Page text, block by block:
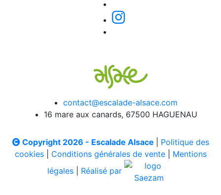
contact@escalade-alsace.com
16 mare aux canards, 67500 HAGUENAU
Copyright 2026 - Escalade Alsace
Politique des
cookies| Conditions générales de vente| Mentions
légales
Réalisé par